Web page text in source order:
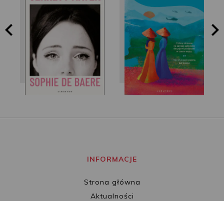
Sophie de Baere
Nguyễn Phan Quế
Mai
INFORMACJE
Strona główna
Aktualności